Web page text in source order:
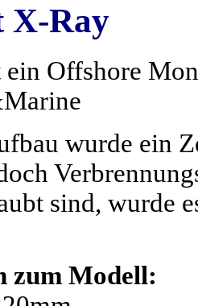
X-Ray
Offshore
wurde ein
sind, wurde
zum Modell: